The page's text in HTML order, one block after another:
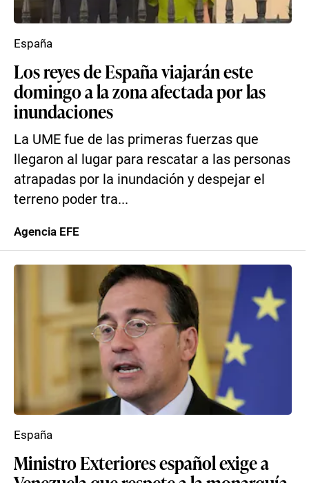
Los reyes de España viajarán este
domingo a la zona afectada por las
inundaciones
La UME fue de las primeras fuerzas que
llegaron al lugar para rescatar a las personas
atrapadas por la inundación y despejar el
terreno poder tra...
España
Agencia EFE
Ministro Exteriores español exige a
España